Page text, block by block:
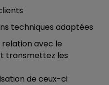
techniques adaptées
relation avec le
transmettez les
de ceux-ci